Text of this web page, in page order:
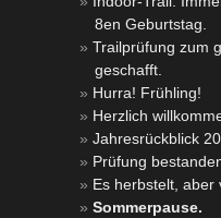
8en Geburtstag.
Trailprüfung zum
geschafft.
Hurra! Frühling!
Herzlich
Jahresrückblick
Prüfung
Es herbstelt, aber
Sommerpause.